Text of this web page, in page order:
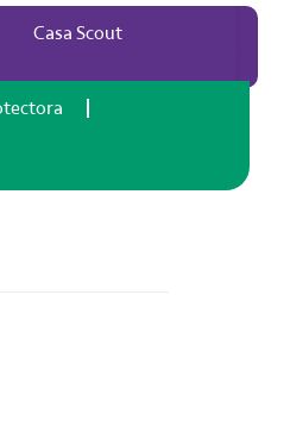
Casa Scout